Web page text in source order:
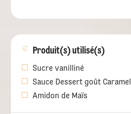
Produit(s) utilisé(s)
Sucre vanilliné
Sauce Dessert goût Caramel
Amidon de Maïs